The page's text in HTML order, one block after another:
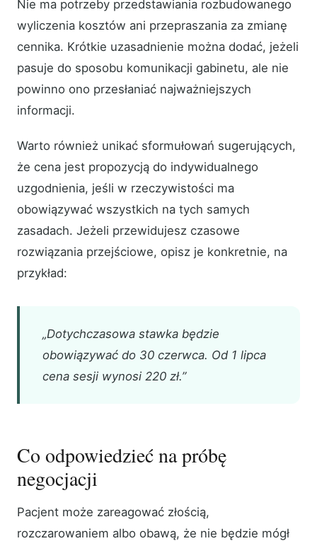
Nie ma potrzeby przedstawiania rozbudowanego
wyliczenia kosztów ani przepraszania za zmianę
cennika. Krótkie uzasadnienie można dodać, jeżeli
pasuje do sposobu komunikacji gabinetu, ale nie
powinno ono przesłaniać najważniejszych
informacji.
Warto również unikać sformułowań sugerujących,
że cena jest propozycją do indywidualnego
uzgodnienia, jeśli w rzeczywistości ma
obowiązywać wszystkich na tych samych
zasadach. Jeżeli przewidujesz czasowe
rozwiązania przejściowe, opisz je konkretnie, na
przykład:
„Dotychczasowa stawka będzie
obowiązywać do 30 czerwca. Od 1 lipca
cena sesji wynosi 220 zł.”
Co odpowiedzieć na próbę
negocjacji
Pacjent może zareagować złością,
rozczarowaniem albo obawą, że nie będzie mógł